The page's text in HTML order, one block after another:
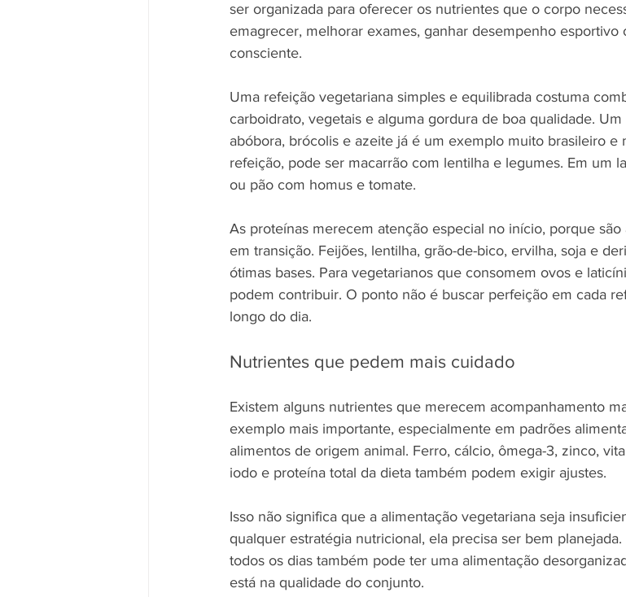
ser organizada para oferecer os nutrientes que o corpo
emagrecer, melhorar exames, ganhar desempenho
consciente.
Uma refeição vegetariana simples e equilibrada costuma
carboidrato, vegetais e alguma gordura de boa qualidade.
abóbora, brócolis e azeite já é um exemplo muito brasileiro e
refeição, pode ser macarrão com lentilha e legumes. Em um
ou pão com homus e tomate.
As proteínas merecem atenção especial no início, porque
em transição. Feijões, lentilha, grão-de-bico, ervilha, soja e
ótimas bases. Para vegetarianos que consomem ovos e
podem contribuir. O ponto não é buscar perfeição em cada
longo do dia.
Nutrientes que pedem mais cuidado
Existem alguns nutrientes que merecem acompanhamento
exemplo mais importante, especialmente em padrões
alimentos de origem animal. Ferro, cálcio, ômega-3, zinco,
iodo e proteína total da dieta também podem exigir ajustes.
Isso não significa que a alimentação vegetariana seja
qualquer estratégia nutricional, ela precisa ser bem
todos os dias também pode ter uma alimentação
está na qualidade do conjunto.